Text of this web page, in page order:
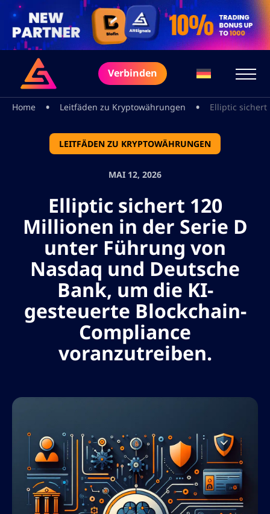
Verbinden
Home • Leitfäden zu Kryptowährungen • Elliptic sichert
LEITFÄDEN ZU KRYPTOWÄHRUNGEN
MAI 12, 2026
Elliptic sichert 120
Millionen in der Serie D
unter Führung von
Nasdaq und Deutsche
Bank, um die KI-
gesteuerte Blockchain-
Compliance
voranzutreiben.